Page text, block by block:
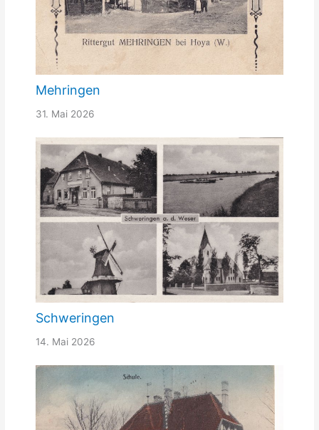
Mehringen
31. Mai 2026
Schweringen
14. Mai 2026